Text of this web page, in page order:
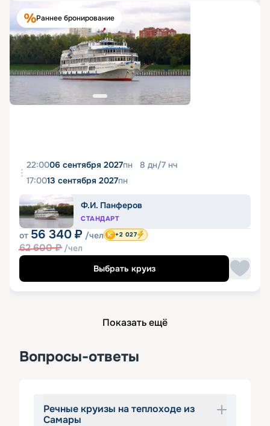
Раннее бронирование
22:0006 сентября 2027пн 8 дн/7 нч
17:0013 сентября 2027пн
Ф.И. Панферов
СТАНДАРТ
от 56 340 ₽ /чел
62 600₽ /чел
+2 027
Выбрать круиз
Показать ещё
Вопросы-ответы
Речные круизы на теплоходе из
Самары